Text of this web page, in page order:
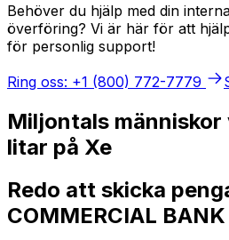
Behöver du hjälp med din
överföring? Vi är här för att
för personlig support!
Ring oss: +1 (800) 772-7779
Miljontals människor
litar på Xe
Redo att skicka
COMMERCIAL